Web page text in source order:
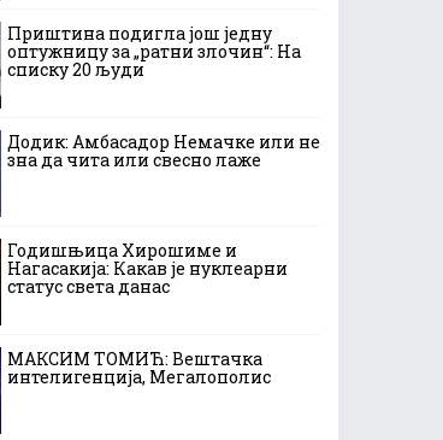
Приштина подигла још једну
оптужницу за „ратни злочин“: На
списку 20 људи
Додик: Амбасадор Немачке или не
зна да чита или свесно лаже
Годишњица Хирошиме и
Нагасакија: Какав је нуклеарни
статус света данас
МАКСИМ ТОМИЋ: Вештачка
интелигенција, Мегалополис